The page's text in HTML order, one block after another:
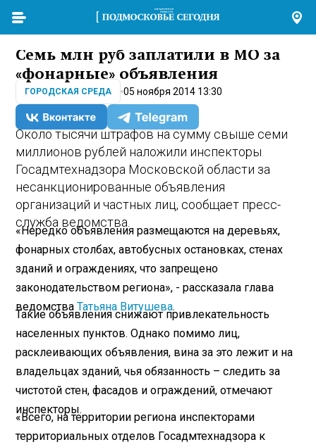
Семь млн руб заплатили в МО за
«фонарные» объявления
ГОРОДСКАЯ СРЕДА 05 ноября 2014 13:30
Около тысячи штрафов на сумму свыше семи
миллионов рублей наложили инспекторы
Госадмтехнадзора Московской области за
несанкционированные объявления
организаций и частных лиц, сообщает пресс-
служба ведомства.
«Нередко объявления размещаются на деревьях,
фонарных столбах, автобусных остановках, стенах
зданий и ограждениях, что запрещено
законодательством региона», - рассказала глава
ведомстваТатьяна Витушева.
Такие объявления снижают привлекательность
населенных пунктов. Однако помимо лиц,
расклеивающих объявления, вина за это лежит и на
владельцах зданий, чья обязанность – следить за
чистотой стен, фасадов и ограждений, отмечают
инспекторы.
«Всего, на территории региона инспекторами
территориальных отделов Госадмтехнадзора к